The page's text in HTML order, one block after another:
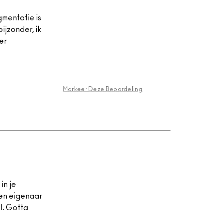
is
ik
Markeer Deze Beoordeling
je
eigenaar
Gotta